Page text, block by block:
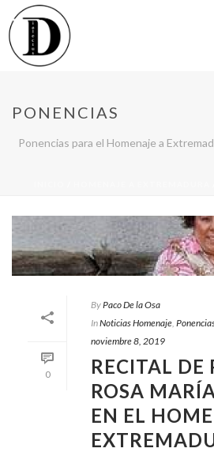
PONENCIAS
Ponencias para el Homenaje a
0
ByPaco De la Osa
InNoticias Homenaje
noviembre 8, 2019
RECITAL DE
ROSA
EN EL